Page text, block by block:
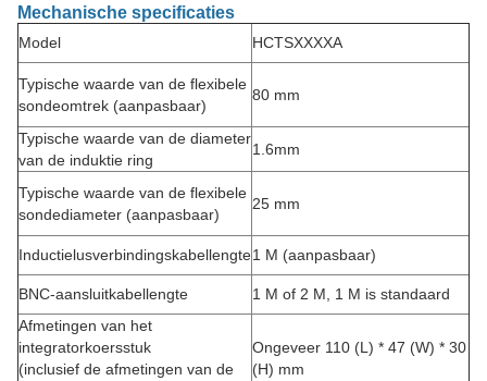
Mechanische specificaties
Model HCTSXXXXA
Typische waarde van de flexibele
sondeomtrek (aanpasbaar)
80 mm
Typische waarde van de diameter
van de induktie ring
1.6mm
Typische waarde van de flexibele
sondediameter (aanpasbaar)
25 mm
Inductielusverbindingskabellengte1 M (aanpasbaar)
BNC-aansluitkabellengte
1 M of 2 M, 1 M is standaard
Afmetingen van het
integratorkoersstuk
(inclusief de afmetingen van de
Ongeveer 110 (L) * 47 (W) * 30
(H) mm